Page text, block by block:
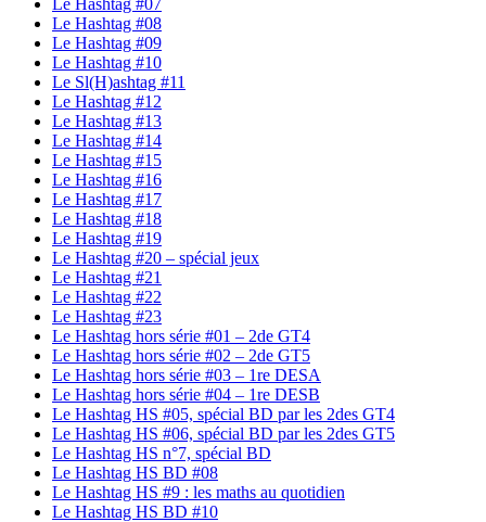
Le Hashtag #08
Le Hashtag #09
Le Hashtag #10
Le Sl(H)ashtag #11
Le Hashtag #12
Le Hashtag #13
Le Hashtag #14
Le Hashtag #15
Le Hashtag #16
Le Hashtag #17
Le Hashtag #18
Le Hashtag #19
Le Hashtag #20 – spécial jeux
Le Hashtag #21
Le Hashtag #22
Le Hashtag #23
Le Hashtag hors série #01 – 2de GT4
Le Hashtag hors série #02 – 2de GT5
Le Hashtag hors série #03 – 1re DESA
Le Hashtag hors série #04 – 1re DESB
Le Hashtag HS #05, spécial BD par les 2des GT4
Le Hashtag HS #06, spécial BD par les 2des GT5
Le Hashtag HS n°7, spécial BD
Le Hashtag HS BD #08
Le Hashtag HS #9 : les maths au quotidien
Le Hashtag HS BD #10